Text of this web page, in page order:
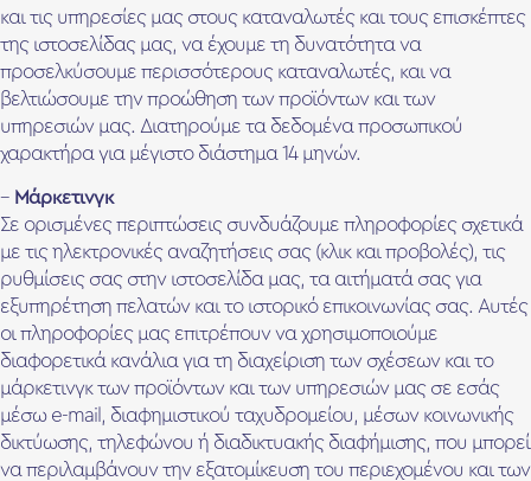
και τις υπηρεσίες μας στους καταναλωτές και τους επισκέπτες
της ιστοσελίδας μας, να έχουμε τη δυνατότητα να
προσελκύσουμε περισσότερους καταναλωτές, και να
βελτιώσουμε την προώθηση των προϊόντων και των
υπηρεσιών μας. Διατηρούμε τα δεδομένα προσωπικού
χαρακτήρα για μέγιστο διάστημα 14 μηνών.
– Μάρκετινγκ
Σε ορισμένες περιπτώσεις συνδυάζουμε πληροφορίες σχετικά
με τις ηλεκτρονικές αναζητήσεις σας (κλικ και προβολές), τις
ρυθμίσεις σας στην ιστοσελίδα μας, τα αιτήματά σας για
εξυπηρέτηση πελατών και το ιστορικό επικοινωνίας σας. Αυτές
οι πληροφορίες μας επιτρέπουν να χρησιμοποιούμε
διαφορετικά κανάλια για τη διαχείριση των σχέσεων και το
μάρκετινγκ των προϊόντων και των υπηρεσιών μας σε εσάς
μέσω e-mail, διαφημιστικού ταχυδρομείου, μέσων κοινωνικής
δικτύωσης, τηλεφώνου ή διαδικτυακής διαφήμισης, που μπορεί
να περιλαμβάνουν την εξατομίκευση του περιεχομένου και των